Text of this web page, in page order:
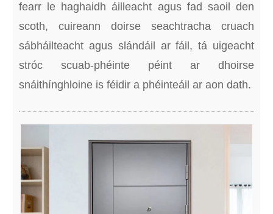
fearr le haghaidh áilleacht agus fad saoil den
scoth, cuireann doirse seachtracha cruach
sábháilteacht agus slándáil ar fáil, tá uigeacht
stróc scuab-phéinte péint ar dhoirse
snáithínghloine is féidir a phéinteáil ar aon dath.